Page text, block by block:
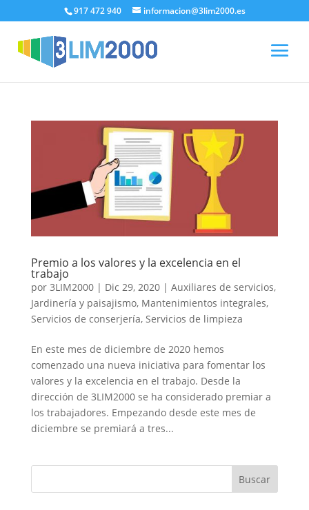
917 472 940 informacion@3lim2000.es
Premio a los valores y la excelencia en el
trabajo
por 3LIM2000| Dic 29, 2020| Auxiliares de servicios,
Jardinería y paisajismo, Mantenimientos integrales,
Servicios de conserjería, Servicios de limpieza
En este mes de diciembre de 2020 hemos
comenzado una nueva iniciativa para fomentar los
valores y la excelencia en el trabajo. Desde la
dirección de 3LIM2000 se ha considerado premiar a
los trabajadores. Empezando desde este mes de
diciembre se premiará a tres...